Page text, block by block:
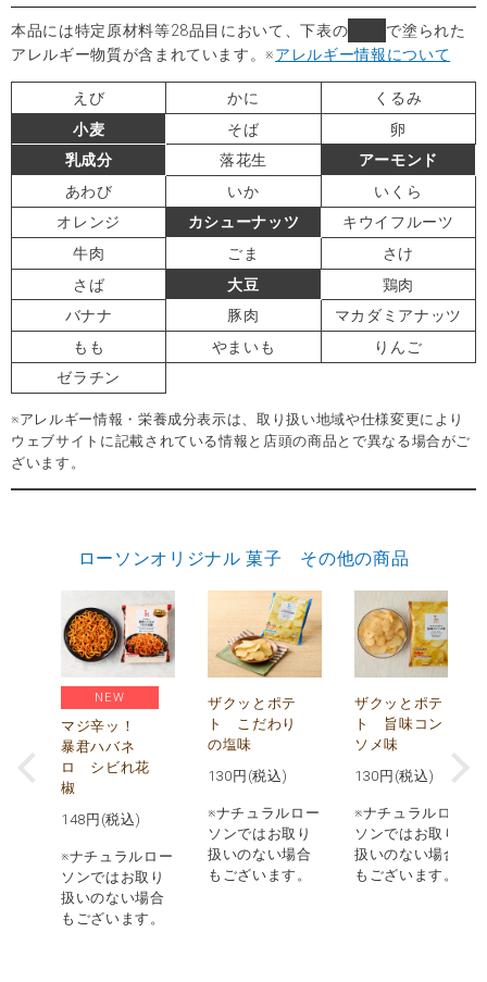
本品には特定原材料等28品目において、下表の
で塗られた
アレルギー物質が含まれています。※アレルギー情報について
えび かに
くるみ
小麦
そば
卵
乳成分
落花生
アーモンド
あわび
いか
いくら
オレンジ
カシューナッツ
キウイフルーツ
牛肉
ごま
さけ
さば
大豆
鶏肉
バナナ
豚肉
マカダミアナッツ
もも
やまいも
りんご
ゼラチン
※アレルギー情報・栄養成分表示は、取り扱い地域や仕様変更により
ウェブサイトに記載されている情報と店頭の商品とで異なる場合がご
ざいます。
ローソンオリジナル 菓子 その他の商品
NEW
マジ辛ッ！
暴君ハバネ
ロ シビれ花
椒
148 円(税込)
※ナチュラルロー
ソンではお取り
扱いのない場合
もございます。
ザクッとポテ
ト こだわり
の塩味
130 円(税込)
※ナチュラルロー
ソンではお取り
扱いのない場合
もございます。
ザクッとポテ
ト 旨味コン
ソメ味
130 円(税込)
※ナチュラルロー
ソンではお取り
扱いのない場合
もございます。